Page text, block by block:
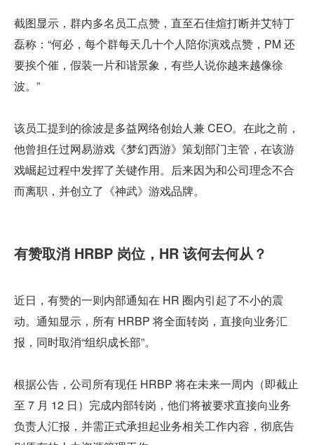
截图显示，群内多名员工点赞，直至石佳煊打断并艾特丁
磊称：“何必，每个群每天几十个人陪你演戏点赞，PM 还
要挨个催，假装一片和谐景象，有些人说你越来越像徐
波。”
该员工提到的徐波是多益网络创始人兼 CEO。在此之前，
他曾担任过网易游戏《梦幻西游》策划部门主管，在该游
戏崛起过程中发挥了关键作用。后来因为和公司理念不合
而离职，并创立了《神武》游戏品牌。
有赞取消 HRBP 岗位，HR 该何去何从？
近日，有赞的一则内部通知在 HR 圈内引起了不小的震
动。通知显示，所有 HRBP 将全面转岗，直接向业务汇
报，同时取消“组织成长部”。
根据公告，公司所有现任 HRBP 将在未来一周内（即截止
至 7 月 12 日）完成内部转岗，他们将被要求直接向业务
负责人汇报，并需正式承担起业务相关工作内容，彻底告